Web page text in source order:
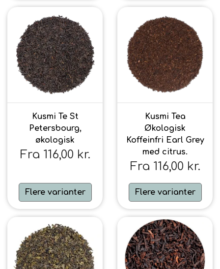
Rooibush
Urte & Frugt teer
Husets Teblandinger
Kusmi Te St
Petersbourg,
økologisk
Fra 116,00 kr.
Flere varianter
Kusmi Tea
Økologisk
Koffeinfri Earl Grey
med citrus.
Fra 116,00 kr.
Flere varianter